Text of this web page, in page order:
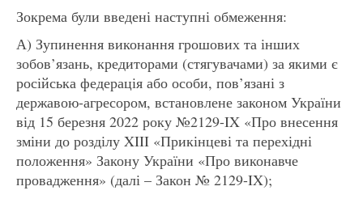
Зокрема були введені наступні обмеження:
А) Зупинення виконання грошових та інших
зобов’язань, кредиторами (стягувачами) за якими є
російська федерація або особи, пов’язані з
державою-агресором, встановлене законом України
від 15 березня 2022 року №2129-IX «Про внесення
зміни до розділу XIII «Прикінцеві та перехідні
положення» Закону України «Про виконавче
провадження» (далі – Закон № 2129-IX);